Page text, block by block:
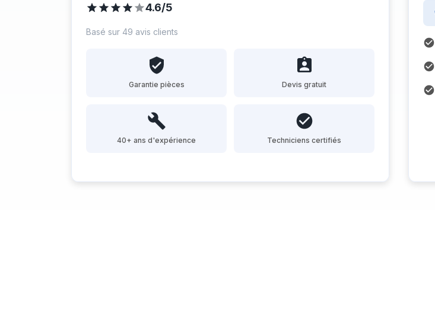
4.6/5
Basé sur 49 avis clients
Garantie pièces Devis gratuit
40+ ans d'expérience Techniciens certifiés